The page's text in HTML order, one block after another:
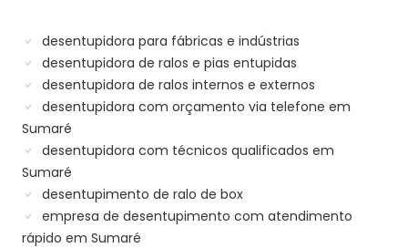
desentupidora para fábricas e indústrias
desentupidora de ralos e pias entupidas
desentupidora de ralos internos e externos
desentupidora com orçamento via telefone em
Sumaré
desentupidora com técnicos qualificados em
Sumaré
desentupimento de ralo de box
empresa de desentupimento com atendimento
rápido em Sumaré